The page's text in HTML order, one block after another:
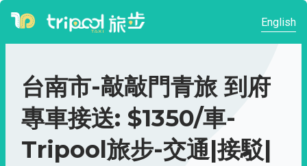
English
台南市-敲敲門青旅 到府
專車接送: $1350/車-
Tripool旅步-交通|接駁|